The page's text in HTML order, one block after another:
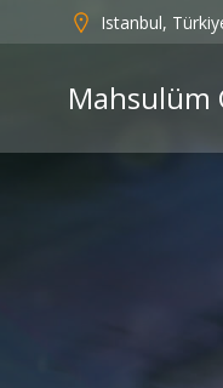
geç
Istanbul,
Mahsulüm